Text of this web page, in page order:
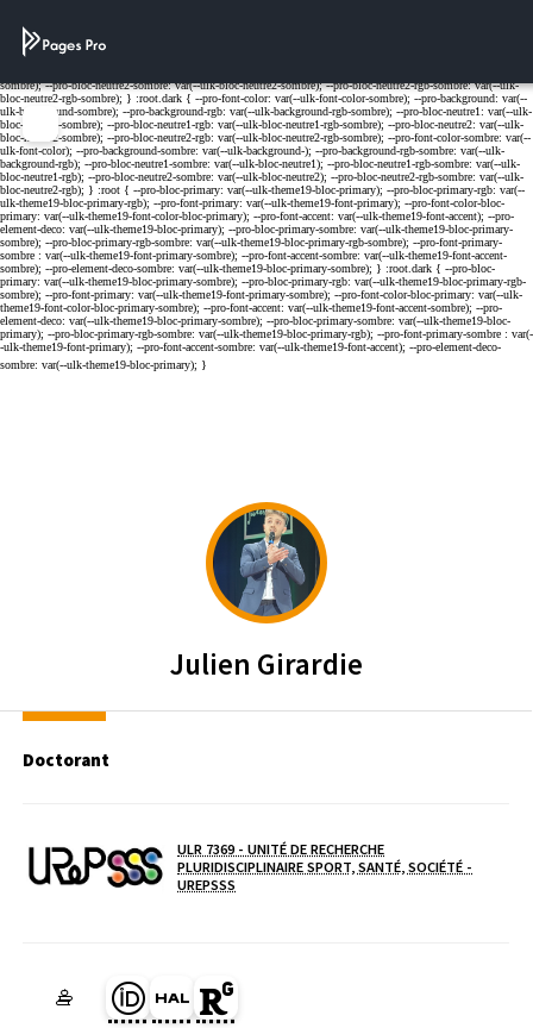
Menu
Julien Girardie
Doctorant
Laboratoire / équipe
ULR 7369 - UNITÉ DE RECHERCHE
PLURIDISCIPLINAIRE SPORT, SANTÉ, SOCIÉTÉ -
UREPSSS( NOUVELLE FENÊTRE)
Page Orcid du membre (Ouverture dans une nouvelle fenêtre)
HAL julien-girardie (Ouverture dans une nouvelle fenêtre)
Page Researchgate du membre (Ouverture dans